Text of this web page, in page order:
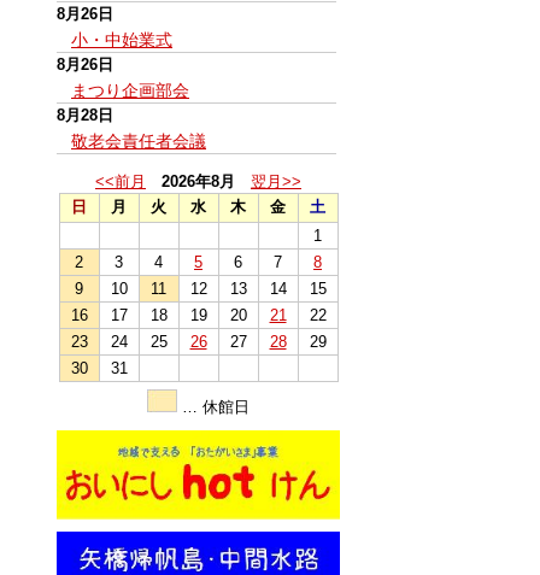
8月26日
小・中始業式
8月26日
まつり企画部会
8月28日
敬老会責任者会議
<<前月 2026年8月
翌月>>
日
月 火 水 木 金
土
1
2
3 4 5 6 7
8
9
10 11 12 13 14
15
16
17 18 19 20 21
22
23
24 25 26 27 28
29
30
31
… 休館日